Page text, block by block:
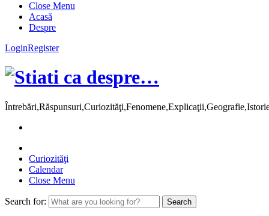
Close Menu
Acasă
Despre
LoginRegister
Curiozităţi
Calendar
Close Menu
Search for: